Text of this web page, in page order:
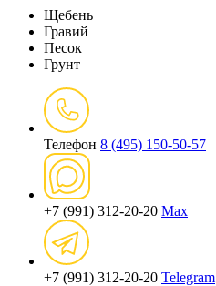
Щебень
Гравий
Песок
Грунт
Телефон 8 (495) 150-50-57
+7 (991) 312-20-20 Max
+7 (991) 312-20-20 Telegram